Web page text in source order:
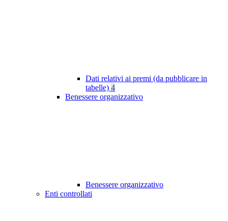
Dati relativi ai premi (da pubblicare in
tabelle) 4
Benessere organizzativo
Benessere organizzativo
Enti controllati